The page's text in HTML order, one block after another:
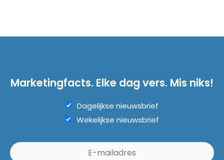
Marketingfacts. Elke dag vers. Mis niks!
Dagelijkse nieuwsbrief
Wekelijkse nieuwsbrief